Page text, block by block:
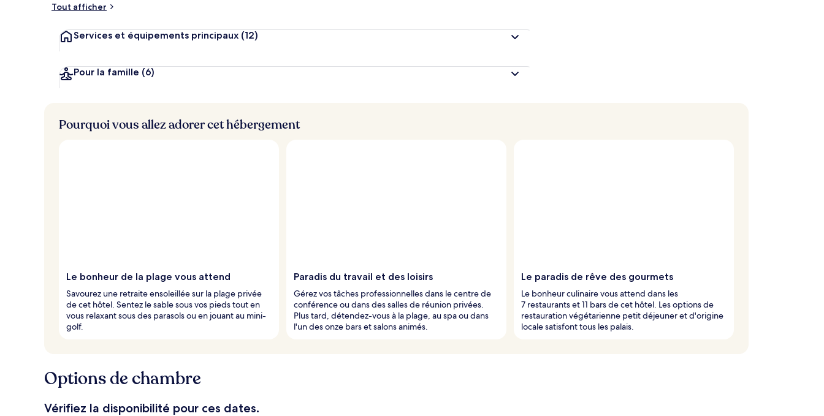
Tout afficher
Services et équipements principaux (12)
Pour la famille (6)
Pourquoi vous allez adorer cet hébergement
Le bonheur de la plage vous attend
Savourez une retraite ensoleillée sur la plage privée
de cet hôtel. Sentez le sable sous vos pieds tout en
vous relaxant sous des parasols ou en jouant au mini-
golf.
Paradis du travail et des loisirs
Gérez vos tâches professionnelles dans le centre de
conférence ou dans des salles de réunion privées.
Plus tard, détendez-vous à la plage, au spa ou dans
l'un des onze bars et salons animés.
Le paradis de rêve des gourmets
Le bonheur culinaire vous attend dans les
7 restaurants et 11 bars de cet hôtel. Les options de
restauration végétarienne petit déjeuner et d'origine
locale satisfont tous les palais.
Options de chambre
Vérifiez la disponibilité pour ces dates.